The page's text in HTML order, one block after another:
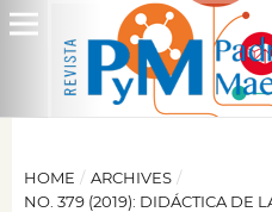
HOME / ARCHIVES /
NO. 379 (2019): DIDÁCTICA DE